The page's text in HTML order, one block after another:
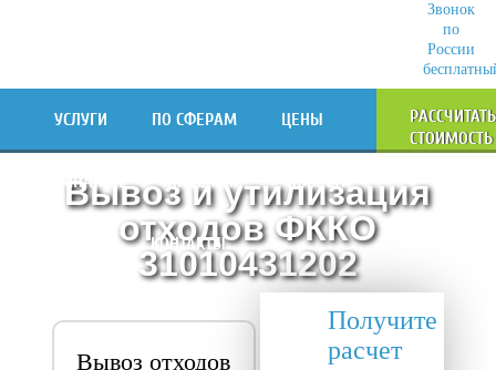
Звонок
по
России
УСЛУГИ ПО СФЕРАМ ЦЕНЫ
О КОМПАНИИ ЛИЦЕНЗИЯ НОВОСТИ
КОНТАКТЫ
РАССЧИТАТЬ
СТОИМОСТЬ
Вывоз и утилизация
отходов ФККО
31010431202
Вывоз отходов
Получите
расчет